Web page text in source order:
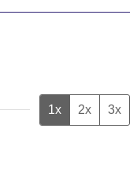
1x 2x 3x